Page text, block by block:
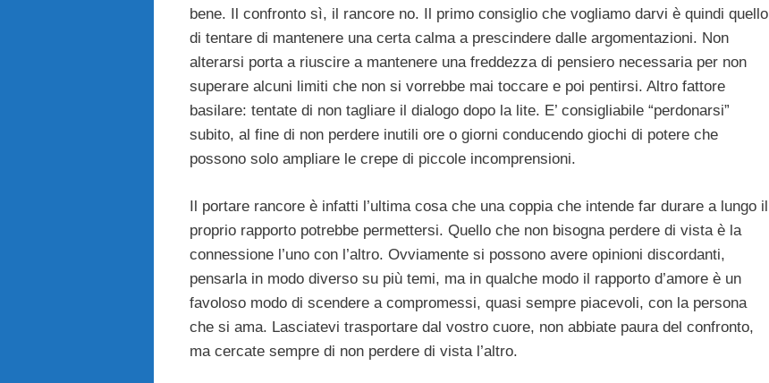
bene. Il confronto sì, il rancore no. Il primo consiglio che vogliamo darvi è quindi quello
di tentare di mantenere una certa calma a prescindere dalle argomentazioni. Non
alterarsi porta a riuscire a mantenere una freddezza di pensiero necessaria per non
superare alcuni limiti che non si vorrebbe mai toccare e poi pentirsi. Altro fattore
basilare: tentate di non tagliare il dialogo dopo la lite. E’ consigliabile “perdonarsi”
subito, al fine di non perdere inutili ore o giorni conducendo giochi di potere che
possono solo ampliare le crepe di piccole incomprensioni.
Il portare rancore è infatti l’ultima cosa che una coppia che intende far durare a lungo il
proprio rapporto potrebbe permettersi. Quello che non bisogna perdere di vista è la
connessione l’uno con l’altro. Ovviamente si possono avere opinioni discordanti,
pensarla in modo diverso su più temi, ma in qualche modo il rapporto d’amore è un
favoloso modo di scendere a compromessi, quasi sempre piacevoli, con la persona
che si ama. Lasciatevi trasportare dal vostro cuore, non abbiate paura del confronto,
ma cercate sempre di non perdere di vista l’altro.